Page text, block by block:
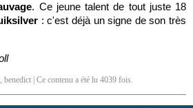
. Ce jeune talent de tout juste 18
: c'est déjà un signe de son très
, benedict | Ce contenu a été lu 4039 fois.